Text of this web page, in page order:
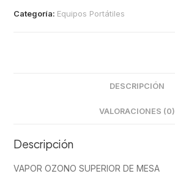
Categoría: Equipos Portátiles
DESCRIPCIÓN
VALORACIONES (0)
Descripción
VAPOR OZONO SUPERIOR DE MESA